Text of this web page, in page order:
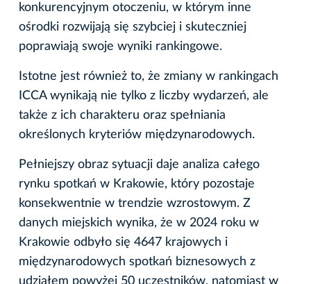
konkurencyjnym otoczeniu, w którym inne
ośrodki rozwijają się szybciej i skuteczniej
poprawiają swoje wyniki rankingowe.
Istotne jest również to, że zmiany w rankingach
ICCA wynikają nie tylko z liczby wydarzeń, ale
także z ich charakteru oraz spełniania
określonych kryteriów międzynarodowych.
Pełniejszy obraz sytuacji daje analiza całego
rynku spotkań w Krakowie, który pozostaje
konsekwentnie w trendzie wzrostowym. Z
danych miejskich wynika, że w 2024 roku w
Krakowie odbyło się 4647 krajowych i
międzynarodowych spotkań biznesowych z
udziałem powyżej 50 uczestników, natomiast w